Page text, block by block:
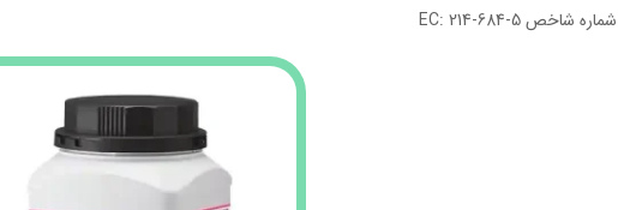
شماره شاخص EC: 214-684-5